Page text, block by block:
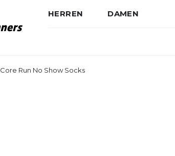
HERREN DAMEN
Core Run No Show Socks